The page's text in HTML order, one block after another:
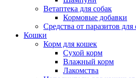
Ветаптека для собак
Кормовые добавки
Средства от паразитов для
Кошки
Корм для кошек
Сухой корм
Влажный корм
Лакомства